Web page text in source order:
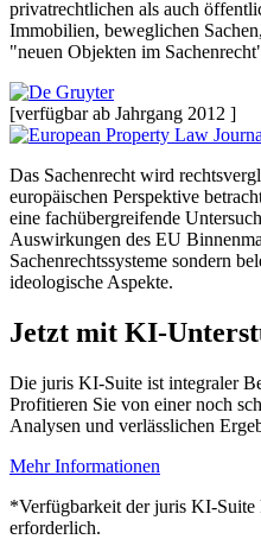
privatrechtlichen als auch
Immobilien, beweglichen
"neuen Objekten im
[verfügbar ab Jahrgang 2012 ]
Das Sachenrecht wird
europäischen Perspektive
eine fachübergreifende
Auswirkungen des EU
Sachenrechtssysteme sondern
ideologische Aspekte.
Jetzt mit KI-
Die juris KI-Suite ist integraler
Profitieren Sie von einer noch
Analysen und verlässlichen
Mehr Informationen
*Verfügbarkeit der juris KI-Suite
erforderlich.